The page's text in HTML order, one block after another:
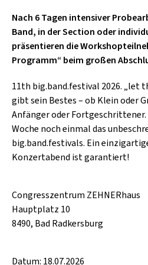
CAFÉ WOLF
POSTGARAGE
KUNSTGARTEN
KRISTALLWERK
GOLD & PECH THEATER
HARD & HEAVY
SINGER-SONGWRITER
KULTURLAND
Nach 6 Tagen intensiver
Band, in der Section oder
präsentieren die
Programm“ beim großen
11th big.band.festival 2026. „let
gibt sein Bestes – ob Klein oder
Anfänger oder Fortgeschrittener.
Woche noch einmal das
big.band.festivals. Ein
Konzertabend ist garantiert!
Congresszentrum ZEHNERhaus
Hauptplatz 10
8490, Bad Radkersburg
Datum: 18.07.2026